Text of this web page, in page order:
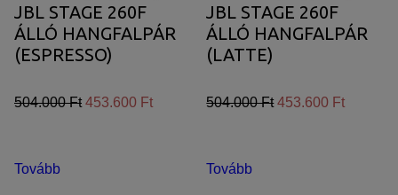
JBL STAGE 260F
ÁLLÓ HANGFALPÁR
(ESPRESSO)
504.000 Ft 453.600 Ft
Tovább
JBL STAGE 260F
ÁLLÓ HANGFALPÁR
(LATTE)
504.000 Ft 453.600 Ft
Tovább